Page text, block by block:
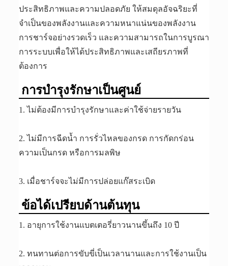
ประสิทธิภาพและความปลอดภัย ให้สมดุลอัจฉริยะที่
จำเป็นของพลังงานและความหนาแน่นของพลังงาน
การชาร์จอย่างรวดเร็ว และความสามารถในการบูรณา
การระบบเพื่อให้ได้ประสิทธิภาพและเสถียรภาพที่
ต้องการ
การบำรุงรักษาเป็นศูนย์
1. ไม่ต้องมีการบำรุงรักษาและค่าใช้จ่ายรายวัน
2. ไม่มีการฉีดน้ำ การรั่วไหลของกรด การกัดกร่อน
ความเป็นกรด หรือการมลพิษ
3. เมื่อชาร์จจะไม่มีการปล่อยแก๊สระเบิด
ข้อได้เปรียบด้านต้นทุน
1. อายุการใช้งานแบตเตอรี่ยาวนานขึ้นถึง 10 ปี
2. ทนทานต่อการขับขี่เป็นเวลานานและการใช้งานเป็น